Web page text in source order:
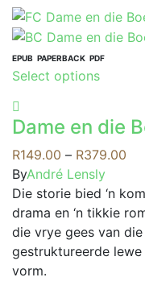
EPUB PAPERBACK PDF
Select optionsThis
variants.
The
options
may
be
chosen
Dame en die
R149.00 – R379.00
ByAndré Lensly
Die storie bied ‘n
drama en ‘n tikkie
die vrye gees van
gestruktureerde
vorm.